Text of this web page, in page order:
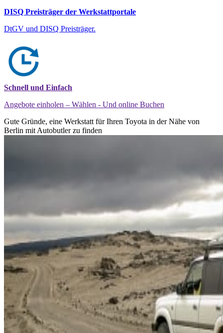
DISQ Preisträger der Werkstattportale
DtGV und DISQ Preisträger.
Schnell und Einfach
Angebote einholen – Wählen - Und online Buchen
Gute Gründe, eine Werkstatt für Ihren Toyota in der Nähe von
Berlin mit Autobutler zu finden